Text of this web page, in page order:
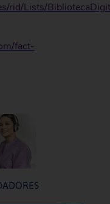
rid/Lists/
fact-